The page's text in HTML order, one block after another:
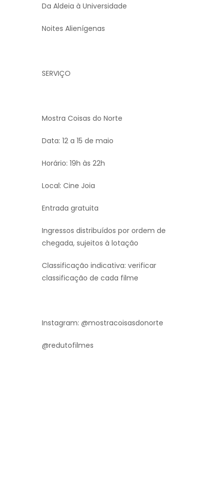
Da Aldeia à Universidade
Noites Alienígenas
SERVIÇO
Mostra Coisas do Norte
Data: 12 a 15 de maio
Horário: 19h às 22h
Local: Cine Joia
Entrada gratuita
Ingressos distribuídos por ordem de
chegada, sujeitos à lotação
Classificação indicativa: verificar
classificação de cada filme
Instagram: @mostracoisasdonorte
@redutofilmes